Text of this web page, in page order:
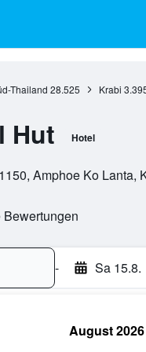
Thailand 28.525 Krabi
Hut Hotel
Amphoe Ko Lanta,
- Sa 15.8.
August 2026